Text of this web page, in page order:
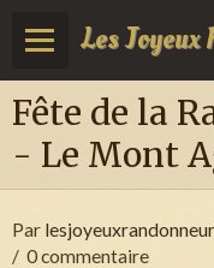
Fête de la
- Le Mont
Par
0 commentaire